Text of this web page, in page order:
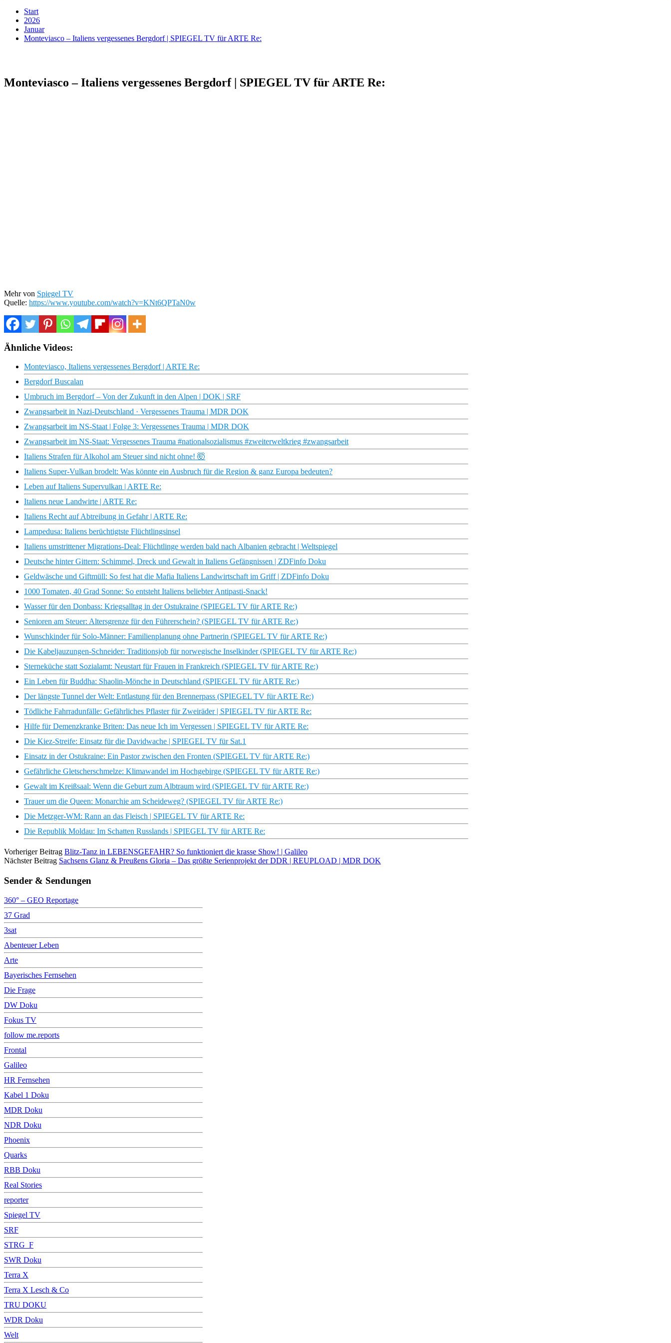
Start
2026
Januar
Monteviasco – Italiens vergessenes Bergdorf | SPIEGEL TV für ARTE Re:
Monteviasco – Italiens vergessenes Bergdorf | SPIEGEL TV für ARTE Re:
Mehr von Spiegel TV
Quelle: https://www.youtube.com/watch?v=KNt6QPTaN0w
Ähnliche Videos:
Monteviasco, Italiens vergessenes Bergdorf | ARTE Re:
Bergdorf Buscalan
Umbruch im Bergdorf – Von der Zukunft in den Alpen | DOK | SRF
Zwangsarbeit in Nazi-Deutschland · Vergessenes Trauma | MDR DOK
Zwangsarbeit im NS-Staat | Folge 3: Vergessenes Trauma | MDR DOK
Zwangsarbeit im NS-Staat: Vergessenes Trauma #nationalsozialismus #zweiterweltkrieg #zwangsarbeit
Italiens Strafen für Alkohol am Steuer sind nicht ohne! 🤯
Italiens Super-Vulkan brodelt: Was könnte ein Ausbruch für die Region & ganz Europa bedeuten?
Leben auf Italiens Supervulkan | ARTE Re:
Italiens neue Landwirte | ARTE Re:
Italiens Recht auf Abtreibung in Gefahr | ARTE Re:
Lampedusa: Italiens berüchtigtste Flüchtlingsinsel
Italiens umstrittener Migrations-Deal: Flüchtlinge werden bald nach Albanien gebracht | Weltspiegel
Deutsche hinter Gittern: Schimmel, Dreck und Gewalt in Italiens Gefängnissen | ZDFinfo Doku
Geldwäsche und Giftmüll: So fest hat die Mafia Italiens Landwirtschaft im Griff | ZDFinfo Doku
1000 Tomaten, 40 Grad Sonne: So entsteht Italiens beliebter Antipasti-Snack!
Wasser für den Donbass: Kriegsalltag in der Ostukraine (SPIEGEL TV für ARTE Re:)
Senioren am Steuer: Altersgrenze für den Führerschein? (SPIEGEL TV für ARTE Re:)
Wunschkinder für Solo-Männer: Familienplanung ohne Partnerin (SPIEGEL TV für ARTE Re:)
Die Kabeljauzungen-Schneider: Traditionsjob für norwegische Inselkinder (SPIEGEL TV für ARTE Re:)
Sterneküche statt Sozialamt: Neustart für Frauen in Frankreich (SPIEGEL TV für ARTE Re:)
Ein Leben für Buddha: Shaolin-Mönche in Deutschland (SPIEGEL TV für ARTE Re:)
Der längste Tunnel der Welt: Entlastung für den Brennerpass (SPIEGEL TV für ARTE Re:)
Tödliche Fahrradunfälle: Gefährliches Pflaster für Zweiräder | SPIEGEL TV für ARTE Re:
Hilfe für Demenzkranke Briten: Das neue Ich im Vergessen | SPIEGEL TV für ARTE Re:
Die Kiez-Streife: Einsatz für die Davidwache | SPIEGEL TV für Sat.1
Einsatz in der Ostukraine: Ein Pastor zwischen den Fronten (SPIEGEL TV für ARTE Re:)
Gefährliche Gletscherschmelze: Klimawandel im Hochgebirge (SPIEGEL TV für ARTE Re:)
Gewalt im Kreißsaal: Wenn die Geburt zum Albtraum wird (SPIEGEL TV für ARTE Re:)
Trauer um die Queen: Monarchie am Scheideweg? (SPIEGEL TV für ARTE Re:)
Die Metzger-WM: Rann an das Fleisch | SPIEGEL TV für ARTE Re:
Die Republik Moldau: Im Schatten Russlands | SPIEGEL TV für ARTE Re:
Vorheriger Beitrag Blitz-Tanz in LEBENSGEFAHR? So funktioniert die krasse Show! | Galileo
Nächster Beitrag Sachsens Glanz & Preußens Gloria – Das größte Serienprojekt der DDR | REUPLOAD | MDR DOK
Sender & Sendungen
360° – GEO Reportage
37 Grad
3sat
Abenteuer Leben
Arte
Bayerisches Fernsehen
Die Frage
DW Doku
Fokus TV
follow me.reports
Frontal
Galileo
HR Fernsehen
Kabel 1 Doku
MDR Doku
NDR Doku
Phoenix
Quarks
RBB Doku
Real Stories
reporter
Spiegel TV
SRF
STRG_F
SWR Doku
Terra X
Terra X Lesch & Co
TRU DOKU
WDR Doku
Welt